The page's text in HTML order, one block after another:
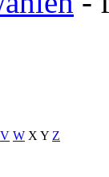
V W X Y Z